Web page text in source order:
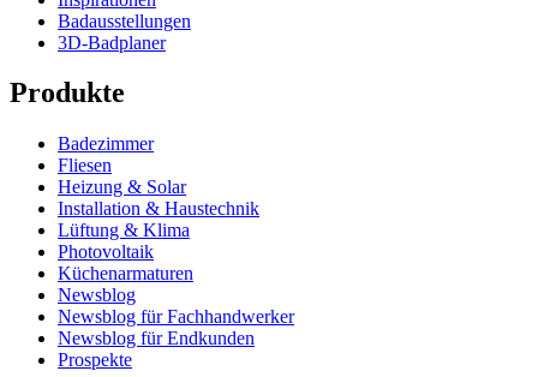
Badausstellungen
3D-Badplaner
Produkte
Badezimmer
Fliesen
Heizung & Solar
Installation & Haustechnik
Lüftung & Klima
Photovoltaik
Küchenarmaturen
Newsblog
Newsblog für Fachhandwerker
Newsblog für Endkunden
Prospekte